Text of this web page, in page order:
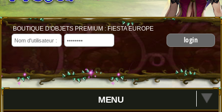
BOUTIQUE D'OBJETS PREMIUM : FIESTA EUROPE
login
MENU